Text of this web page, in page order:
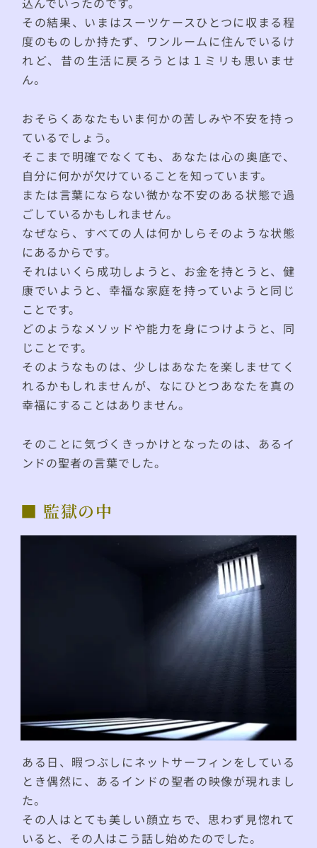
その結果、いまはスーツケースひとつに収まる程
度のものしか持たず、ワンルームに住んでいるけ
れど、昔の生活に戻ろうとは１ミリも思いませ
ん。
おそらくあなたもいま何かの苦しみや不安を持っ
ているでしょう。
そこまで明確でなくても、あなたは心の奥底で、
自分に何かが欠けていることを知っています。
または言葉にならない微かな不安のある状態で過
ごしているかもしれません。
なぜなら、すべての人は何かしらそのような状態
にあるからです。
それはいくら成功しようと、お金を持とうと、健
康でいようと、幸福な家庭を持っていようと同じ
ことです。
どのようなメソッドや能力を身につけようと、同
じことです。
そのようなものは、少しはあなたを楽しませてく
れるかもしれませんが、なにひとつあなたを真の
幸福にすることはありません。
そのことに気づくきっかけとなったのは、あるイ
ンドの聖者の言葉でした。
■ 監獄の中
ある日、暇つぶしにネットサーフィンをしている
とき偶然に、あるインドの聖者の映像が現れまし
た。
その人はとても美しい顔立ちで、思わず見惚れて
いると、その人はこう話し始めたのでした。